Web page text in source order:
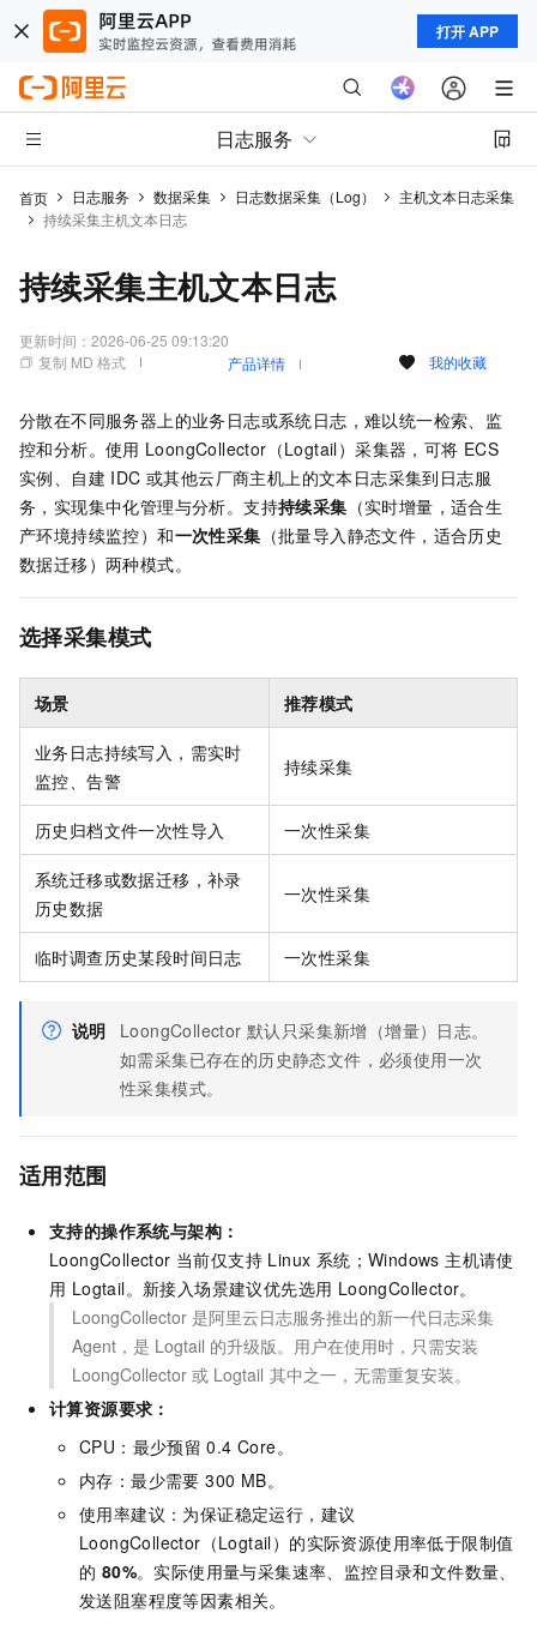
打开 APP
日志服务
首页 日志服务 数据采集 日志数据采集（Log）
主机文本日志采集
持续采集主机文本日志
持续采集主机文本日志
更新时间： 2026-06-25 09:13:20
复制 MD 格式
产品详情 我的收藏
分散在不同服务器上的业务日志或系统日志，难以统一检索、监
控和分析。使用 LoongCollector（Logtail）采集器，可将 ECS
实例、自建 IDC 或其他云厂商主机上的文本日志采集到日志服
务，实现集中化管理与分析。支持持续采集 （实时增量，适合生
产环境持续监控）和一次性采集 （批量导入静态文件，适合历史
数据迁移）两种模式。
选择采集模式
场景 推荐模式
业务日志持续写入，需实时
监控、告警
持续采集
历史归档文件一次性导入 一次性采集
系统迁移或数据迁移，补录
历史数据
一次性采集
临时调查历史某段时间日志 一次性采集
说明
LoongCollector 默认只采集新增（增量）日志。
如需采集已存在的历史静态文件，必须使用一次
性采集模式。
适用范围
支持的操作系统与架构：
LoongCollector 当前仅支持 Linux 系统；Windows 主机请使
用 Logtail。新接入场景建议优先选用 LoongCollector。
LoongCollector 是阿里云日志服务推出的新一代日志采集
Agent，是 Logtail 的升级版。用户在使用时，只需安装
LoongCollector 或 Logtail 其中之一，无需重复安装。
计算资源要求：
CPU：最少预留 0.4 Core。
内存：最少需要 300 MB。
使用率建议：为保证稳定运行，建议
LoongCollector（Logtail）的实际资源使用率低于限制值
的 80%。实际使用量与采集速率、监控目录和文件数量、
发送阻塞程度等因素相关。